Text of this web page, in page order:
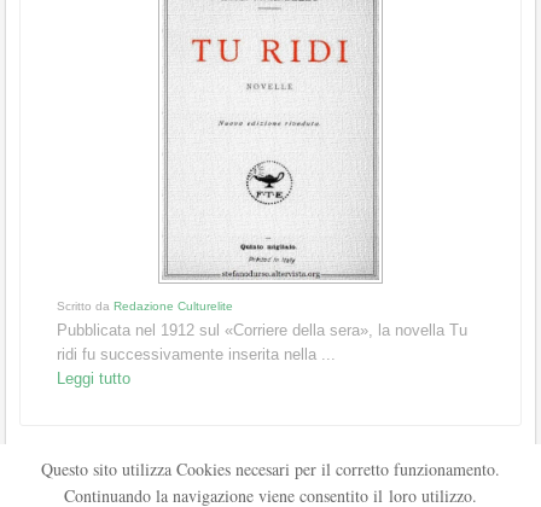
Scritto da Redazione Culturelite
Pubblicata nel 1912 sul «Corriere della sera», la novella Tu
ridi fu successivamente inserita nella ...
Leggi tutto
Questo sito utilizza Cookies necesari per il corretto funzionamento.
Continuando la navigazione viene consentito il loro utilizzo.